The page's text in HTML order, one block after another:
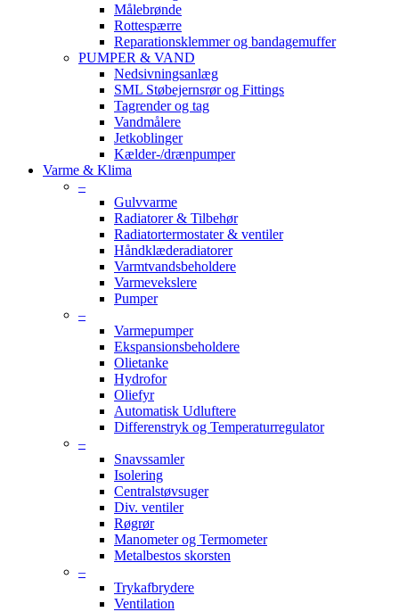
Målebrønde
Rottespærre
Reparationsklemmer og bandagemuffer
PUMPER & VAND
Nedsivningsanlæg
SML Støbejernsrør og Fittings
Tagrender og tag
Vandmålere
Jetkoblinger
Kælder-/drænpumper
Varme & Klima
–
Gulvvarme
Radiatorer & Tilbehør
Radiatortermostater & ventiler
Håndklæderadiatorer
Varmtvandsbeholdere
Varmevekslere
Pumper
–
Varmepumper
Ekspansionsbeholdere
Olietanke
Hydrofor
Oliefyr
Automatisk Udluftere
Differenstryk og Temperaturregulator
–
Snavssamler
Isolering
Centralstøvsuger
Div. ventiler
Røgrør
Manometer og Termometer
Metalbestos skorsten
–
Trykafbrydere
Ventilation